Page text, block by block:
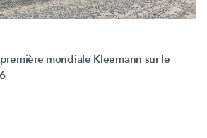
mondiale Kleemann sur le